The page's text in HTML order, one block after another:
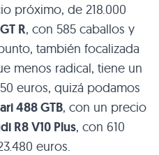
próximo, de 218.000
R, con 585 caballos y
también focalizada
menos radical, tiene un
euros, quizá podamos
488 GTB, con un precio
R8 V10 Plus, con 610
euros.